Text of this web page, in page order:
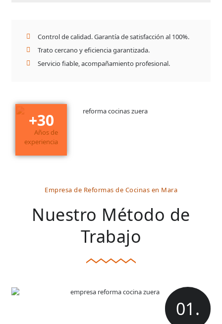
Control de calidad. Garantía de satisfacción al 100%.
Trato cercano y eficiencia garantizada.
Servicio fiable, acompañamiento profesional.
+30
Años de
experiencia
Empresa de Reformas de Cocinas en Mara
Nuestro Método de
Trabajo
01.